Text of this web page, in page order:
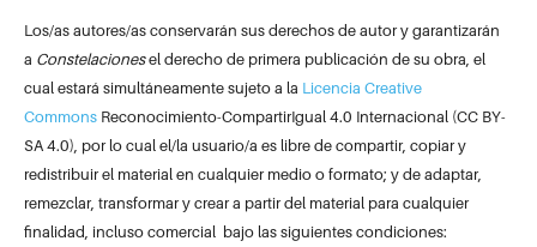
Los/as autores/as conservarán sus derechos de autor y garantizarán
a Constelacionesel derecho de primera publicación de su obra, el
cual estará simultáneamente sujeto a la Licencia Creative
Commons Reconocimiento-CompartirIgual 4.0 Internacional (CC BY-
SA 4.0), por lo cual el/la usuario/a es libre de compartir, copiar y
redistribuir el material en cualquier medio o formato; y de adaptar,
remezclar, transformar y crear a partir del material para cualquier
finalidad, incluso comercial bajo las siguientes condiciones: